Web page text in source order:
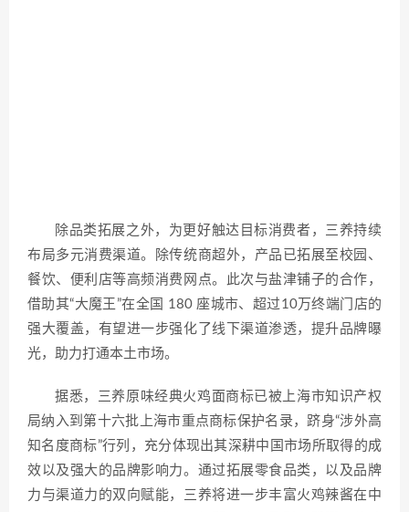
除品类拓展之外，为更好触达目标消费者，三养持续
布局多元消费渠道。除传统商超外，产品已拓展至校园、
餐饮、便利店等高频消费网点。此次与盐津铺子的合作，
借助其“大魔王”在全国 180 座城市、超过10万终端门店的
强大覆盖，有望进一步强化了线下渠道渗透，提升品牌曝
光，助力打通本土市场。
据悉，三养原味经典火鸡面商标已被上海市知识产权
局纳入到第十六批上海市重点商标保护名录，跻身“涉外高
知名度商标”行列，充分体现出其深耕中国市场所取得的成
效以及强大的品牌影响力。通过拓展零食品类，以及品牌
力与渠道力的双向赋能，三养将进一步丰富火鸡辣酱在中